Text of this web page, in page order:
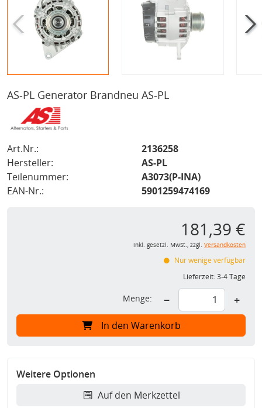
AS-PL Generator Brandneu AS-PL
Art.Nr.:
2136258
Hersteller:
AS-PL
Teilenummer:
A3073(P-INA)
EAN-Nr.:
5901259474169
181,39 €
inkl. gesetzl. MwSt., zzgl. Versandkosten
Nur wenige verfügbar
Lieferzeit:3-4 Tage
Menge: − +
In den Warenkorb
Weitere Optionen
Auf den Merkzettel